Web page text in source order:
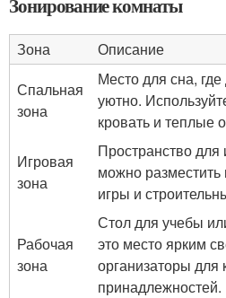
Зонирование комнаты
Зона
Описание
Спальная
зона
Место для сна,
уютно.
кровать и теплые
Игровая
зона
Пространство для
можно
игры и
Рабочая
зона
Стол для учебы
это место ярким
организаторы для
принадлежностей.